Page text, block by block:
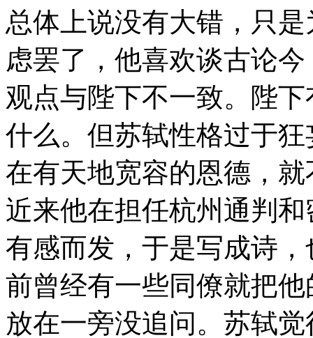
总体上说没有大错，只
虑罢了，他喜欢谈古论
观点与陛下不一致。陛
什么。但苏轼性格过于
在有天地宽容的恩德，
近来他在担任杭州通判
有感而发，于是写成诗
前曾经有一些同僚就把
放在一旁没追问。苏轼